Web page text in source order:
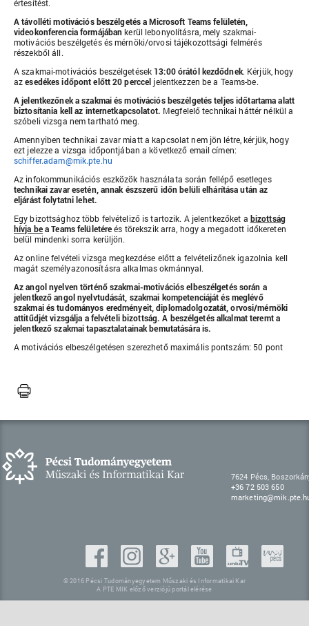
értesítést.
A távolléti motivációs beszélgetés a Microsoft Teams felületén,
videokonferencia formájábankerül lebonyolításra, mely szakmai-
motivációs beszélgetés és mérnöki/orvosi tájékozottsági felmérés
részekből áll.
A szakmai-motivációs beszélgetések 13:00 órától kezdődnek. Kérjük, hogy
azesedékes időpont előtt 20 perccel jelentkezzen be a Teams-be.
A jelentkezőnek a szakmai és motivációs beszélgetés teljes időtartama alatt
biztosítania kell az internetkapcsolatot. Megfelelő technikai háttér nélkül a
szóbeli vizsga nem tartható meg.
Amennyiben technikai zavar miatt a kapcsolat nem jön létre, kérjük, hogy
ezt jelezze a vizsga időpontjában a következő email címen:
schiffer.adam@mik.pte.hu
Az infokommunikációs eszközök használata során fellépő esetleges
technikai zavar esetén, annak észszerű időn belüli elhárítása után az
eljárást folytatni lehet.
Egy bizottsághoz több felvételiző is tartozik. A jelentkezőket a bizottság
hívja bea Teams felületéreés törekszik arra, hogy a megadott időkereten
belül mindenki sorra kerüljön.
Az online felvételi vizsga megkezdése előtt a felvételizőnek igazolnia kell
magát személyazonosításra alkalmas okmánnyal.
Az angol nyelven történő szakmai-motivációs elbeszélgetés során a
jelentkező angol nyelvtudását, szakmai kompetenciáját és meglévő
szakmai és tudományos eredményeit, diplomadolgozatát, orvosi/mérnöki
attitűdjét vizsgálja a felvételi bizottság. A beszélgetés alkalmat teremt a
jelentkező szakmai tapasztalatainak bemutatására is.
A motivációs elbeszélgetésen szerezhető maximális pontszám: 50 pont
7624 Pécs,
+36 72 503 650
© 2016 Pécsi Tudományegyetem Műszaki és Informatikai Kar
A PTE MIK előző verziójú portál elérése